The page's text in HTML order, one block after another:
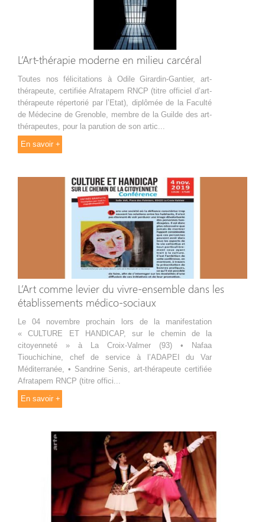
L’Art-thérapie moderne en milieu carcéral
Toutes nos félicitations à Odile Girardin-Gantier, art-
thérapeute, certifiée Afratapem RNCP (titre officiel d’art-
thérapeute répertorié par l’Etat), diplômée de la Faculté
de Médecine de Grenoble, membre de la Guilde des art-
thérapeutes, pour la parution de son artic...
En savoir +
L’Art comme levier du vivre-ensemble dans les
établissements médico-sociaux
Le 04 novembre prochain lors de la manifestation
« CULTURE ET HANDICAP, sur le chemin de la
citoyenneté » à La Croix-Valmer (93) • Nafaa
Tiouchichine, chef de service à l’ADAPEI du Var
Méditerranée, • Sandrine Senis, art-thérapeute certifiée
Afratapem RNCP (titre offici...
En savoir +